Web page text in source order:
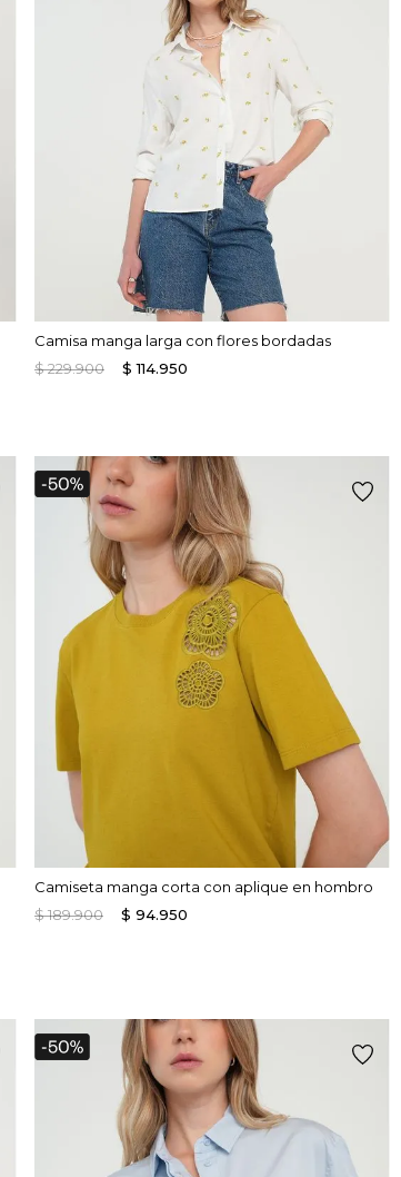
Camisa manga larga con flores bordadas
$229.900 $ 114.950
Camiseta manga corta con aplique en hombro
$189.900 $ 94.950